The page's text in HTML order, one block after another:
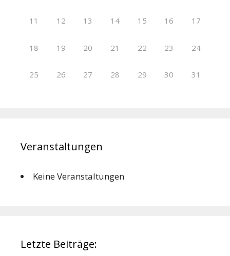
11 12 13 14 15 16 17
18 19 20 21 22 23 24
25 26 27 28 29 30 31
Veranstaltungen
Keine Veranstaltungen
Letzte Beiträge: